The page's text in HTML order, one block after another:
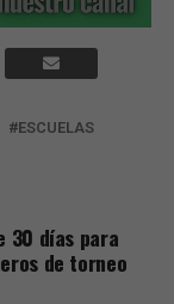
ESCUELAS
30 días para
de torneo